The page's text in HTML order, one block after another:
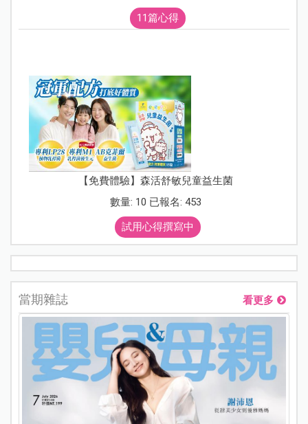
11篇心得
【免費體驗】森活舒敏兒童益生菌
數量: 10 已報名: 453
試用心得撰寫中
當期雜誌 看更多